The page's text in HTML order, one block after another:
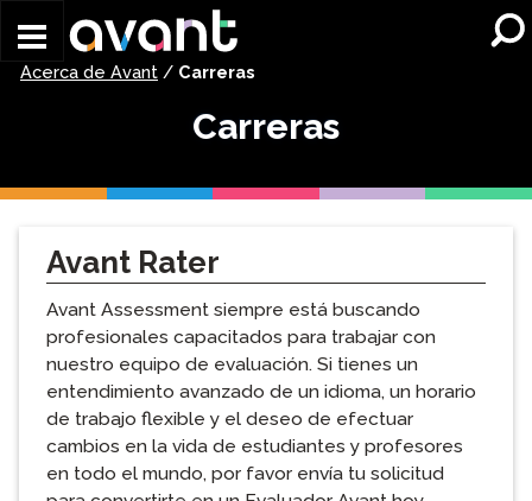
Acerca de Avant / Carreras
Carreras
Avant Rater
Avant Assessment siempre está buscando
profesionales capacitados para trabajar con
nuestro equipo de evaluación. Si tienes un
entendimiento avanzado de un idioma, un horario
de trabajo flexible y el deseo de efectuar
cambios en la vida de estudiantes y profesores
en todo el mundo, por favor envía tu solicitud